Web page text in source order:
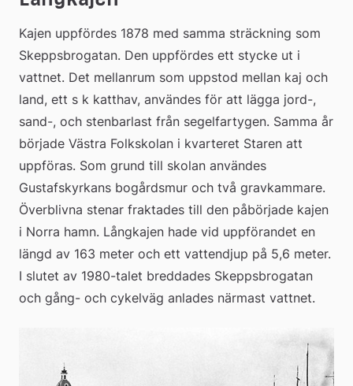
Kajen uppfördes 1878 med samma sträckning som
Skeppsbrogatan. Den uppfördes ett stycke ut i
vattnet. Det mellanrum som uppstod mellan kaj och
land, ett s k katthav, användes för att lägga jord-,
sand-, och stenbarlast från segelfartygen. Samma år
började Västra Folkskolan i kvarteret Staren att
uppföras. Som grund till skolan användes
Gustafskyrkans bogårdsmur och två gravkammare.
Överblivna stenar fraktades till den påbörjade kajen
i Norra hamn. Långkajen hade vid uppförandet en
längd av 163 meter och ett vattendjup på 5,6 meter.
I slutet av 1980-talet breddades Skeppsbrogatan
och gång- och cykelväg anlades närmast vattnet.